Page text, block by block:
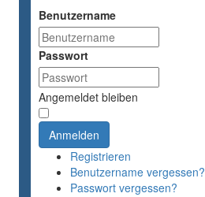
Benutzername
Passwort
Angemeldet bleiben
Anmelden
Registrieren
Benutzername vergessen?
Passwort vergessen?